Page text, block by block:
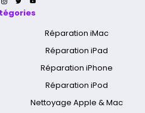
Réparation iMac
Réparation iPad
Réparation iPhone
Réparation iPod
Nettoyage Apple & Mac